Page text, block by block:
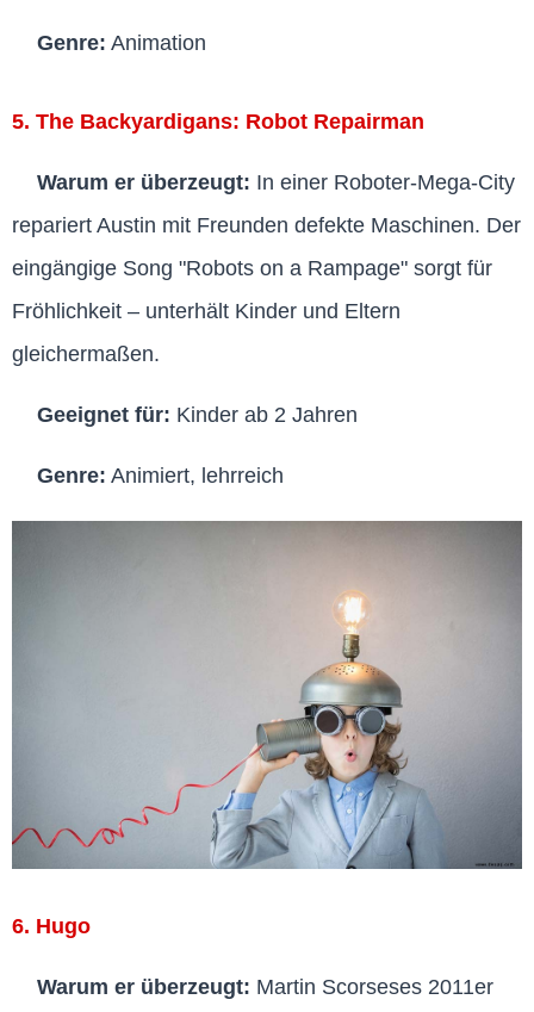
Genre: Animation
5. The Backyardigans: Robot Repairman
Warum er überzeugt: In einer Roboter-Mega-City
repariert Austin mit Freunden defekte Maschinen. Der
eingängige Song "Robots on a Rampage" sorgt für
Fröhlichkeit – unterhält Kinder und Eltern
gleichermaßen.
Geeignet für: Kinder ab 2 Jahren
Genre: Animiert, lehrreich
6. Hugo
Warum er überzeugt: Martin Scorseses 2011er